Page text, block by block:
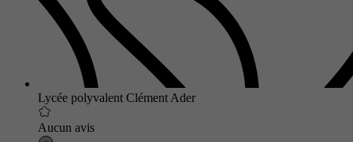
Lycée polyvalent Clément Ader
Aucun avis